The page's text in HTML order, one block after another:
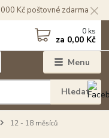
Kč poštovné zdarma
Menu
Hledat
0 ks
za 0,00 Kč
12 - 18 měsíců